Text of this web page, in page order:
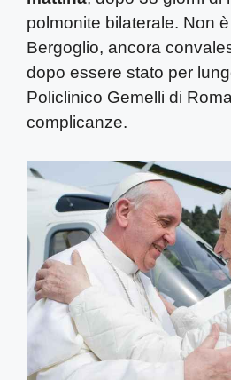
polmonite bilaterale. Non
Bergoglio, ancora
dopo essere stato per
Policlinico Gemelli di
complicanze.